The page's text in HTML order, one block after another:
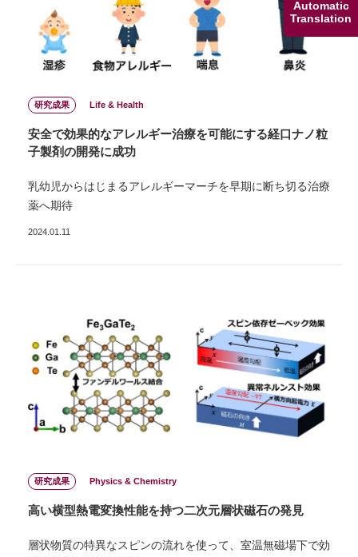
Automatic
Translation
研究成果 Life & Health
安全で効果的なアレルギー治療を可能にする経口ナノ粒
子製剤の開発に成功
乳幼児からはじまるアレルギーマーチを早期に断ち切る治療
薬へ期待
2024.01.11
研究成果 Physics & Chemistry
⾼い横型熱電変換性能を持つ⼆次元層状磁⽯の発⾒
層状物質の特異なスピンの流れを使って、室温無磁場下で効